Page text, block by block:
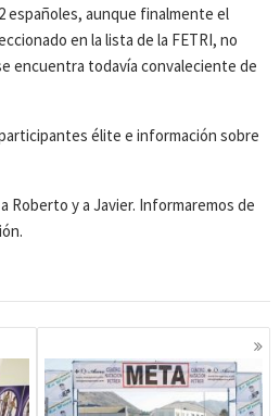
españoles, aunque finalmente el
en la lista de la FETRI, no
encuentra todavía convaleciente de
élite e información sobre
Roberto y a Javier. Informaremos de